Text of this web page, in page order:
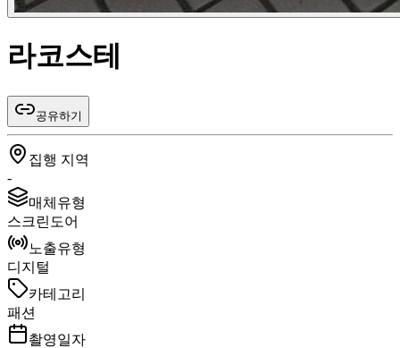
라코스테
공유하기
집행 지역
-
매체유형
스크린도어
노출유형
디지털
카테고리
패션
촬영일자